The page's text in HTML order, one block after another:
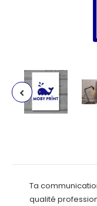
Ta
qualité